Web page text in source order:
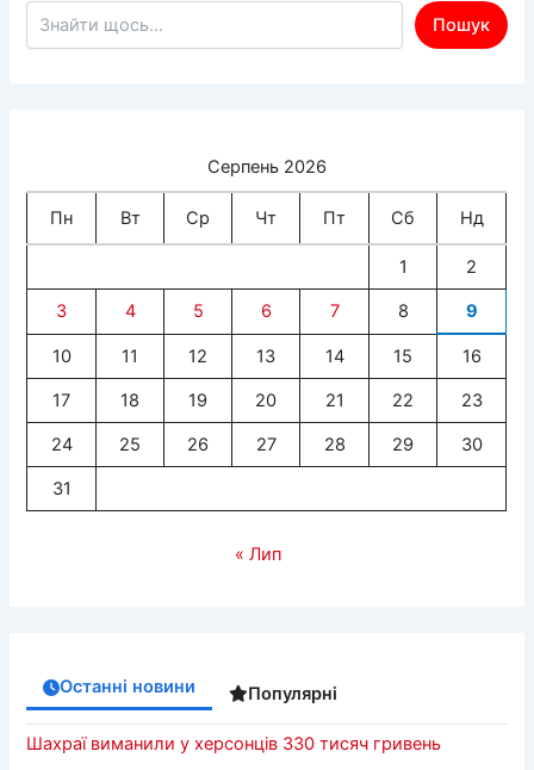
Пошук по сайту
Пошук
Серпень 2026
Пн Вт Ср Чт Пт Сб Нд
1 2
3 4 5 6 7 8 9
10 11 12 13 14 15 16
17 18 19 20 21 22 23
24 25 26 27 28 29 30
31
« Лип
Останні новини Популярні
Шахраї виманили у херсонців 330 тисяч гривень